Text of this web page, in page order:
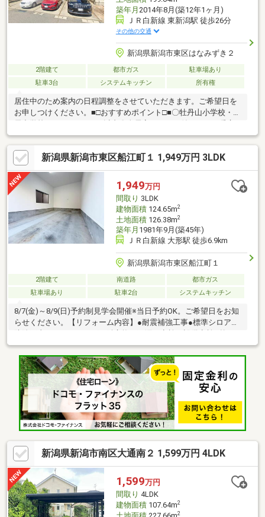
築年月 2014年8月(築12年1ヶ月)
ＪＲ白新線 東新潟駅 徒歩26分
その他の交通
新潟県新潟市東区はなみずき２
2階建て 都市ガス
駐車場あり
駐車3台
システムキッチン 所有権
居住中のため案内の日程調整をさせていただきます。ご希望日を
お申しつけください。■□おすすめポイント□■〇牡丹山小学校・竹
あり〇1坪超のＴＶ付浴室、アイランドキッチンなど、こだわりの
設備が多数〇ペットのためのお部屋あり、近隣に動物病院2か所あ
り ※キッズスペース、お仕事部屋としても違和感なく利用でき
る配置です■□ローン支払例□■月々106，703円 ※物件価格を金利
1％・35年で借入した場合
新潟県新潟市東区船江町１ 1,949万円 3LDK
1,949万円
間取り 3LDK
建物面積124.65m2
土地面積126.38m2
築年月 1981年9月(築45年)
ＪＲ白新線 大形駅 徒歩6.9km
新潟県新潟市東区船江町１
2階建て 南道路
都市ガス
駐車場あり
駐車2台 システムキッチン
8/7(金)～8/9(日)予約制見学会開催※当日予約OK。ご希望日をお知
らせください。【リフォーム内容】●耐震補強工事●標準シロアリ
構・外装屋根塗装、外壁塗装or張替●水回りシステムキッチン交
換、ユニットバス交換、トイレ交換、洗面化粧台交換、2Fトイレ
新設●内装間取変更、床材上張り、シューズボックス交換、クロ
ス張替え●その他設備給湯器交換、インターホン設置、火災警報
器設置、照明器具交換【おすすめポイント】・雨漏り、構造上主
要な部分の欠陥や・腐食、給排水管の故障や漏水についてお引渡
しより２年間保証
新潟県新潟市南区大通南２ 1,599万円 4LDK
1,599万円
間取り 4LDK
建物面積107.64m2
2